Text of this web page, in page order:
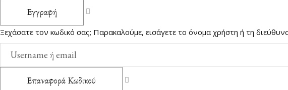
Εγγραφή
Ξεχάσατε τον κωδικό σας; Παρακαλούμε, εισάγετε το όνομα χρήστη ή τη
Επαναφορά Κωδικού